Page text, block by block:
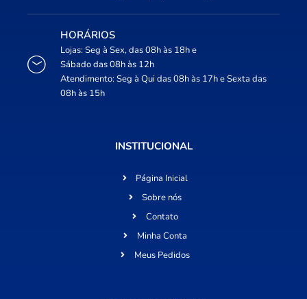
HORÁRIOS
Lojas: Seg à Sex, das 08h às 18h e
Sábado das 08h às 12h
Atendimento: Seg à Qui das 08h às 17h e Sexta das
08h às 15h
INSTITUCIONAL
Página Inicial
Sobre nós
Contato
Minha Conta
Meus Pedidos